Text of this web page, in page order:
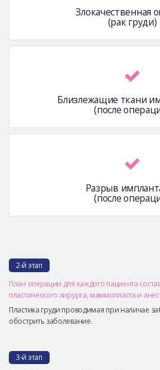
Злокачественная
(рак груди)
Близлежащие ткани
(после
Разрыв
(после
2-й этап
План операции для каждого пациента
пластического хирурга, маммопласта и
Пластика груди проводимая при наличае
обострить заболевание.
3-й этап